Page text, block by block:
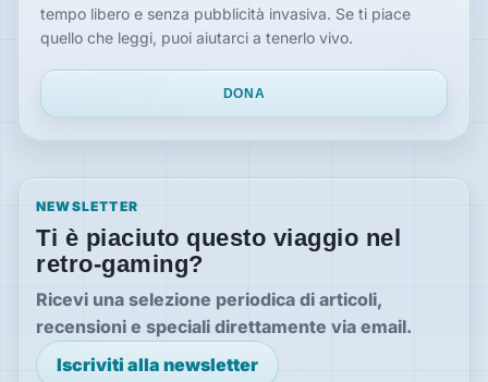
tempo libero e senza pubblicità invasiva. Se ti piace
quello che leggi, puoi aiutarci a tenerlo vivo.
DONA
NEWSLETTER
Ti è piaciuto questo viaggio nel
retro-gaming?
Ricevi una selezione periodica di articoli,
recensioni e speciali direttamente via email.
Iscriviti alla newsletter